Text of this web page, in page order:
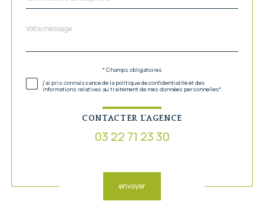
Fieldset
Message
*
* Champs obligatoires
j'ai pris connaissance de la politique de confidentialité et des
informations relatives au traitement de mes données personnelles*
CONTACTER L'AGENCE
03 22 71 23 30
envoyer